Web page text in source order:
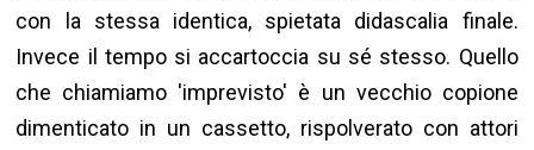
con la stessa identica, spietata didascalia finale.
Invece il tempo si accartoccia su sé stesso. Quello
che chiamiamo 'imprevisto' è un vecchio copione
dimenticato in un cassetto, rispolverato con attori